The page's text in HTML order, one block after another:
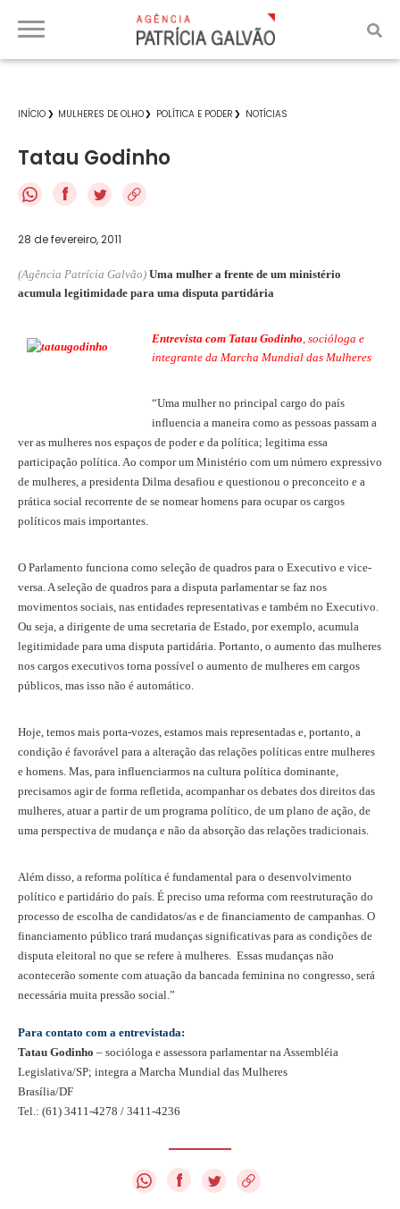
INÍCIO MULHERES DE OLHO POLÍTICA E PODER NOTÍCIAS
Tatau Godinho
f
28 de fevereiro, 2011
(Agência Patrícia Galvão) Uma mulher a frente de um ministério
acumula legitimidade para uma disputa partidária
Entrevista com Tatau Godinho , socióloga e
integrante da Marcha Mundial das Mulheres
“Uma mulher no principal cargo do país
influencia a maneira como as pessoas passam a
ver as mulheres nos espaços de poder e da política; legitima essa
participação política. Ao compor um Ministério com um número expressivo
de mulheres, a presidenta Dilma desafiou e questionou o preconceito e a
prática social recorrente de se nomear homens para ocupar os cargos
políticos mais importantes.
O Parlamento funciona como seleção de quadros para o Executivo e vice-
versa. A seleção de quadros para a disputa parlamentar se faz nos
movimentos sociais, nas entidades representativas e também no Executivo.
Ou seja, a dirigente de uma secretaria de Estado, por exemplo, acumula
legitimidade para uma disputa partidária. Portanto, o aumento das mulheres
nos cargos executivos torna possível o aumento de mulheres em cargos
públicos, mas isso não é automático.
Hoje, temos mais porta-vozes, estamos mais representadas e, portanto, a
condição é favorável para a alteração das relações políticas entre mulheres
e homens. Mas, para influenciarmos na cultura política dominante,
precisamos agir de forma refletida, acompanhar os debates dos direitos das
mulheres, atuar a partir de um programa político, de um plano de ação, de
uma perspectiva de mudança e não da absorção das relações tradicionais.
Além disso, a reforma política é fundamental para o desenvolvimento
político e partidário do país. É preciso uma reforma com reestruturação do
processo de escolha de candidatos/as e de financiamento de campanhas. O
financiamento público trará mudanças significativas para as condições de
disputa eleitoral no que se refere à mulheres. Essas mudanças não
acontecerão somente com atuação da bancada feminina no congresso, será
necessária muita pressão social.”
Para contato com a entrevistada:
Tatau Godinho – socióloga e assessora parlamentar na Assembléia
Legislativa/SP; integra a Marcha Mundial das Mulheres
Brasília/DF
Tel.: (61) 3411-4278 / 3411-4236
f